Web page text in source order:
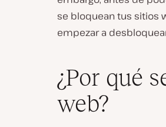
se bloquean tus sitios
empezar a
¿Por qué
web?